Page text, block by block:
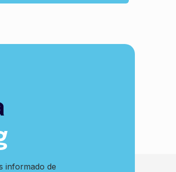
informado de